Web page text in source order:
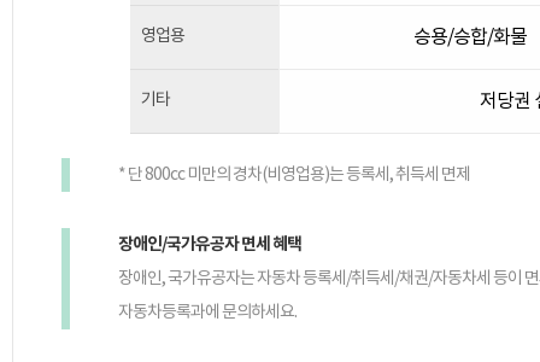
영업용 승용/승합/화물
기타 저당권
* 단 800cc 미만의 경차(비영업용)는 등록세, 취득세 면제
장애인/국가유공자 면세 혜택
장애인, 국가유공자는 자동차 등록세/취득세/채권/자동차세 등이
자동차등록과에 문의하세요.